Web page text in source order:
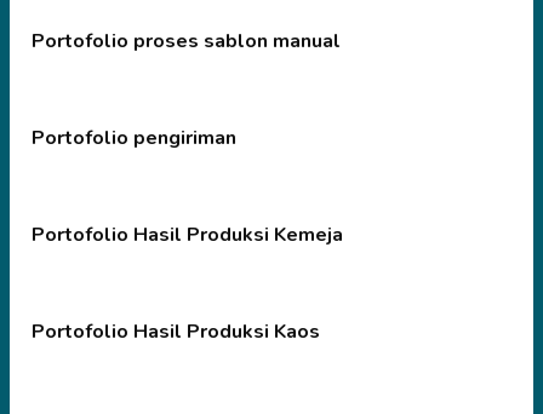
Portofolio proses sablon manual
Portofolio pengiriman
Portofolio Hasil Produksi Kemeja
Portofolio Hasil Produksi Kaos